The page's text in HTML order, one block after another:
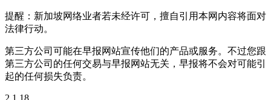
提醒：新加坡网络业者若未经许可，擅自引用本网内容将面对
法律行动。
第三方公司可能在早报网站宣传他们的产品或服务。不过您跟
第三方公司的任何交易与早报网站无关，早报将不会对可能引
起的任何损失负责。